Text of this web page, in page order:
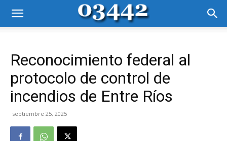
Reconocimiento federal al
protocolo de control de
incendios de Entre Ríos
septiembre 25, 2025